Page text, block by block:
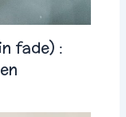
fade) :